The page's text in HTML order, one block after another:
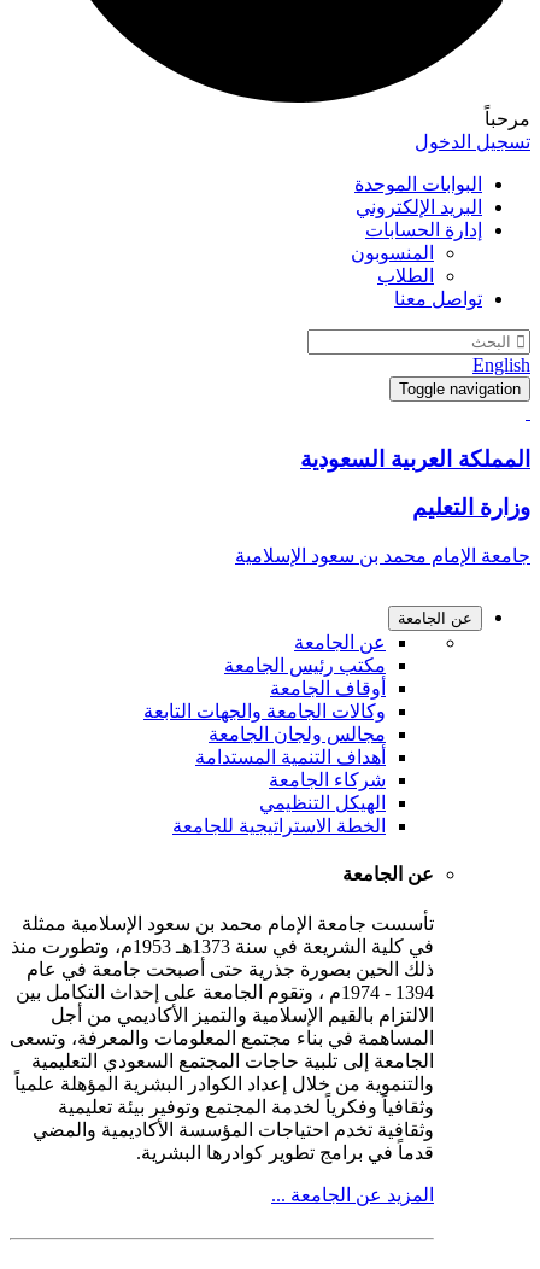
مرحباً
تسجيل الدخول
البوابات الموحدة
البريد الإلكتروني
إدارة الحسابات
المنسوبون
الطلاب
تواصل معنا
English
Toggle navigation
المملكة العربية السعودية
وزارة التعليم
جامعة الإمام محمد بن سعود الإسلامية
عن الجامعة
عن الجامعة
مكتب رئيس الجامعة
أوقاف الجامعة
وكالات الجامعة والجهات التابعة
مجالس ولجان الجامعة
أهداف التنمية المستدامة
شركاء الجامعة
الهيكل التنظيمي
الخطة الاستراتيجية للجامعة
عن الجامعة
تأسست جامعة الإمام محمد بن سعود الإسلامية ممثلة
في كلية الشريعة في سنة 1373هـ 1953م، وتطورت منذ
ذلك الحين بصورة جذرية حتى أصبحت جامعة في عام
1394 - 1974م ، وتقوم الجامعة على إحداث التكامل بين
الالتزام بالقيم الإسلامية والتميز الأكاديمي من أجل
المساهمة في بناء مجتمع المعلومات والمعرفة، وتسعى
الجامعة إلى تلبية حاجات المجتمع السعودي التعليمية
والتنموية من خلال إعداد الكوادر البشرية المؤهلة علمياً
وثقافياً وفكرياً لخدمة المجتمع وتوفير بيئة تعليمية
وثقافية تخدم احتياجات المؤسسة الأكاديمية والمضي
قدماً في برامج تطوير كوادرها البشرية.
المزيد عن الجامعة ...